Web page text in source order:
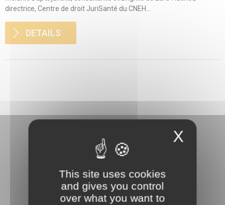
directrice, Centre de droit JuriSanté du CNEH...
DETAILS
3 rue Danton
92240 Malakoff
X
This site uses cookies
and gives you control
over what you want to